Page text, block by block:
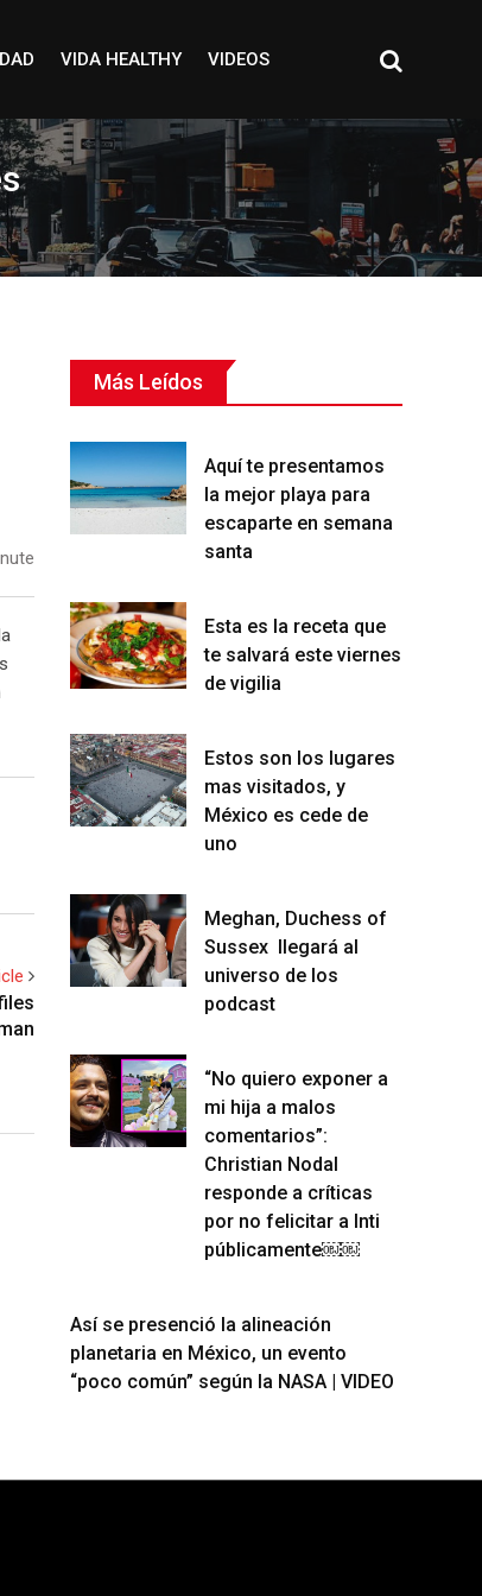
VIDA HEALTHY VIDEOS
Más Leídos
Aquí te presentamos
la mejor playa para
escaparte en semana
santa
Esta es la receta que
te salvará este viernes
de vigilia
Estos son los lugares
mas visitados, y
México es cede de
uno
Meghan, Duchess of
Sussex llegará al
universo de los
podcast
“No quiero exponer a
mi hija a malos
comentarios”:
Christian Nodal
responde a críticas
por no felicitar a Inti
públicamente￼￼
Así se presenció la alineación
planetaria en México, un evento
“poco común” según la NASA | VIDEO